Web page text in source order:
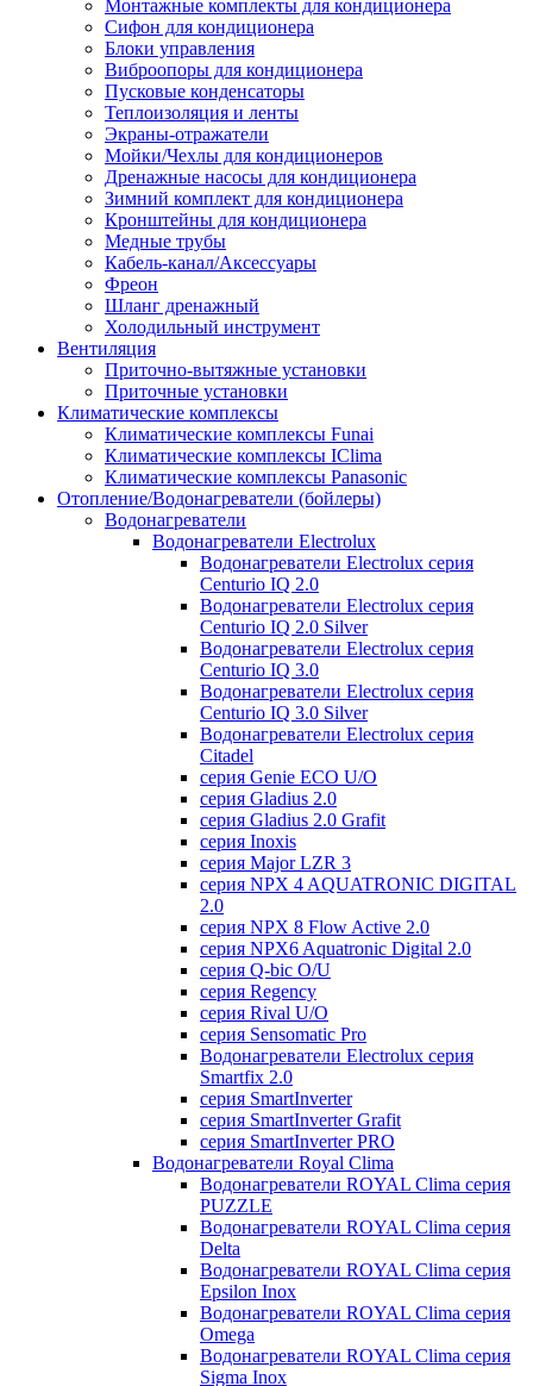
Монтажные комплекты для кондиционера
Сифон для кондиционера
Блоки управления
Виброопоры для кондиционера
Пусковые конденсаторы
Теплоизоляция и ленты
Экраны-отражатели
Мойки/Чехлы для кондиционеров
Дренажные насосы для кондиционера
Зимний комплект для кондиционера
Кронштейны для кондиционера
Медные трубы
Кабель-канал/Аксессуары
Фреон
Шланг дренажный
Холодильный инструмент
Вентиляция
Приточно-вытяжные установки
Приточные установки
Климатические комплексы
Климатические комплексы Funai
Климатические комплексы IClima
Климатические комплексы Panasonic
Отопление/Водонагреватели (бойлеры)
Водонагреватели
Водонагреватели Electrolux
Водонагреватели Electrolux серия
Centurio IQ 2.0
Водонагреватели Electrolux серия
Centurio IQ 2.0 Silver
Водонагреватели Electrolux серия
Centurio IQ 3.0
Водонагреватели Electrolux серия
Centurio IQ 3.0 Silver
Водонагреватели Electrolux серия
Citadel
серия Genie ECO U/О
серия Gladius 2.0
серия Gladius 2.0 Grafit
серия Inoxis
серия Major LZR 3
серия NPX 4 AQUATRONIC DIGITAL
2.0
серия NPX 8 Flow Active 2.0
серия NPX6 Aquatronic Digital 2.0
серия Q-bic O/U
серия Regency
серия Rival U/О
серия Sensomatic Pro
Водонагреватели Electrolux серия
Smartfix 2.0
серия SmartInverter
серия SmartInverter Grafit
серия SmartInverter PRO
Водонагреватели Royal Clima
Водонагреватели ROYAL Clima серия
PUZZLE
Водонагреватели ROYAL Clima серия
Delta
Водонагреватели ROYAL Clima серия
Epsilon Inox
Водонагреватели ROYAL Clima серия
Omega
Водонагреватели ROYAL Clima серия
Sigma Inox